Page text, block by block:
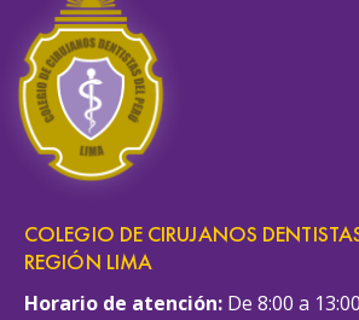
COLEGIO DE CIRUJANOS
REGIÓN LIMA
Horario de atención: De 8:00 a